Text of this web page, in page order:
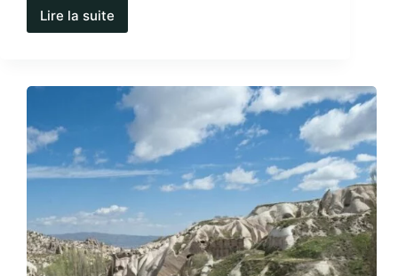
Lire la suite